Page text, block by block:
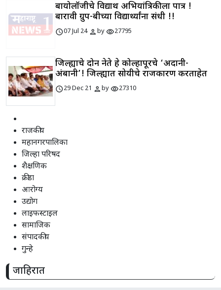
बायोलॉजीचे विद्यार्थी अभियांत्रिकीला पात्र !
बारावी ग्रुप-बीच्या विद्यार्थ्यांना संधी !!
schedule07 Jul 24 personbyvisibility27795
जिल्ह्याचे दोन नेते हे कोल्हापूरचे ‘अदानी-
अंबानी’! जिल्ह्यात सोयीचे राजकारण करताहेत
schedule29 Dec 21 personbyvisibility27310
राजकीय
महानगरपालिका
जिल्हा परिषद
शैक्षणिक
क्रीडा
आरोग्य
उद्योग
लाइफस्टाइल
सामाजिक
संपादकीय
गुन्हे
जाहिरात